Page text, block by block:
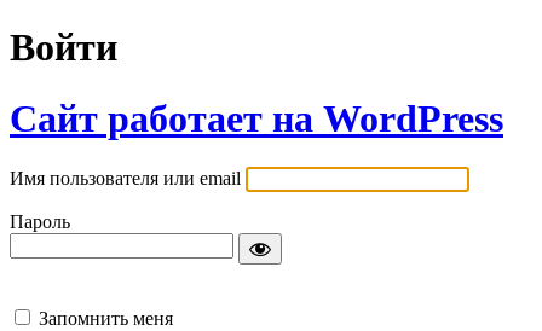
Войти
Сайт работает на WordPress
Имя пользователя или email
Пароль
Запомнить меня